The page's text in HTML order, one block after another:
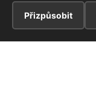
Přizpůsobit